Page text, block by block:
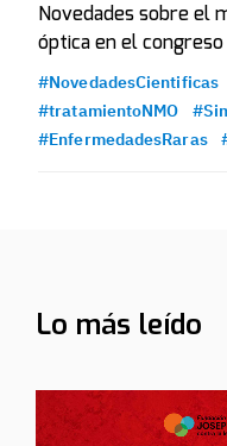
Novedades sobre el
óptica en el congreso
#NovedadesCientificas
#tratamientoNMO
#EnfermedadesRaras
Lo más leído